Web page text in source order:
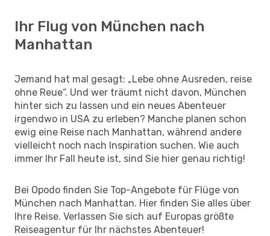
Ihr Flug von München nach
Manhattan
Jemand hat mal gesagt: „Lebe ohne Ausreden, reise
ohne Reue“. Und wer träumt nicht davon, München
hinter sich zu lassen und ein neues Abenteuer
irgendwo in USA zu erleben? Manche planen schon
ewig eine Reise nach Manhattan, während andere
vielleicht noch nach Inspiration suchen. Wie auch
immer Ihr Fall heute ist, sind Sie hier genau richtig!
Bei Opodo finden Sie Top-Angebote für Flüge von
München nach Manhattan. Hier finden Sie alles über
Ihre Reise. Verlassen Sie sich auf Europas größte
Reiseagentur für Ihr nächstes Abenteuer!